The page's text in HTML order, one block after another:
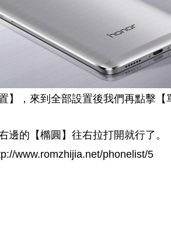
，來到全部設置後我們再點擊【
的【橢圓】往右拉打開就行了。
www.romzhijia.net/phonelist/5